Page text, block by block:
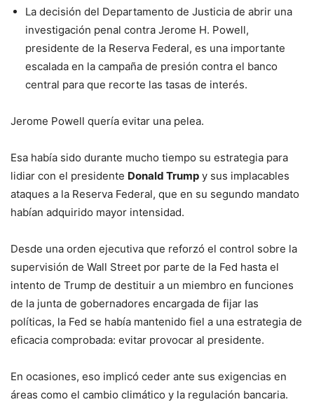
La decisión del Departamento de Justicia de abrir una
investigación penal contra Jerome H. Powell,
presidente de la Reserva Federal, es una importante
escalada en la campaña de presión contra el banco
central para que recorte las tasas de interés.
Jerome Powell quería evitar una pelea.
Esa había sido durante mucho tiempo su estrategia para
lidiar con el presidente Donald Trump y sus implacables
ataques a la Reserva Federal, que en su segundo mandato
habían adquirido mayor intensidad.
Desde una orden ejecutiva que reforzó el control sobre la
supervisión de Wall Street por parte de la Fed hasta el
intento de Trump de destituir a un miembro en funciones
de la junta de gobernadores encargada de fijar las
políticas, la Fed se había mantenido fiel a una estrategia de
eficacia comprobada: evitar provocar al presidente.
En ocasiones, eso implicó ceder ante sus exigencias en
áreas como el cambio climático y la regulación bancaria.